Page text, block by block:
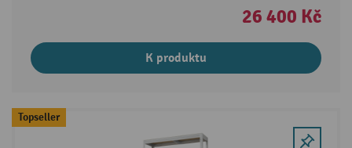
26 400 Kč
K produktu
Topseller